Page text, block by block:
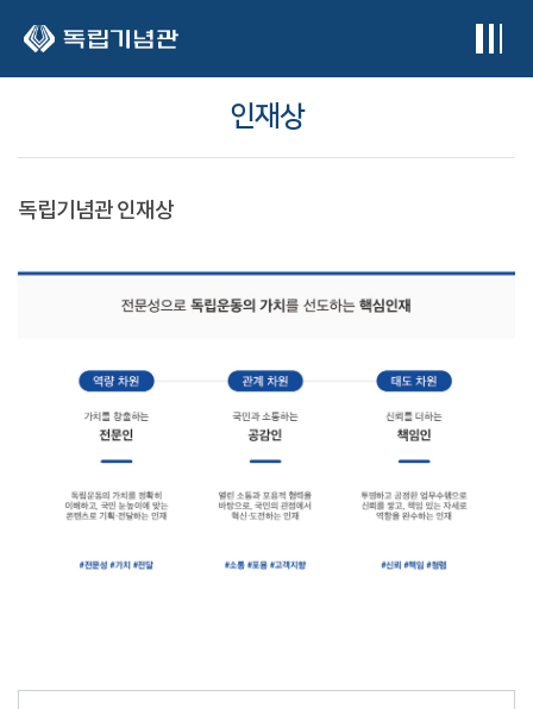
인재상
독립기념관 인재상